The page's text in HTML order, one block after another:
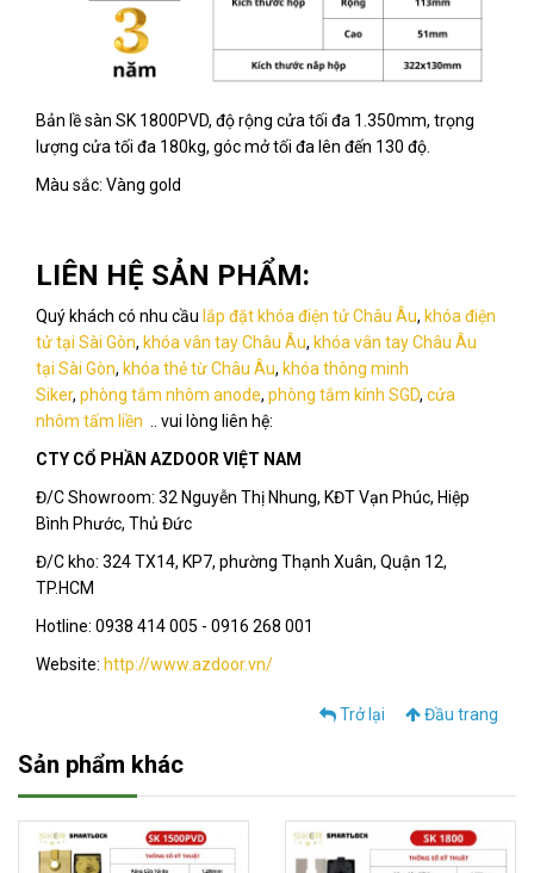
Bản lề sàn SK 1800PVD, độ rộng cửa tối đa 1.350mm, trọng
lượng cửa tối đa 180kg, góc mở tối đa lên đến 130 độ.
Màu sắc: Vàng gold
LIÊN HỆ SẢN PHẨM:
Quý khách có nhu cầu lắp đặt khóa điện tử Châu Âu, khóa điện
tử tại Sài Gòn, khóa vân tay Châu Âu, khóa vân tay Châu Âu
tại Sài Gòn, khóa thẻ từ Châu Âu, khóa thông minh
Siker, phòng tắm nhôm anode, phòng tắm kính SGD, cửa
nhôm tấm liền
.. vui lòng liên hệ:
CTY CỔ PHẦN AZDOOR VIỆT NAM
Đ/C Showroom: 32 Nguyễn Thị Nhung, KĐT Vạn Phúc, Hiệp
Bình Phước, Thủ Đức
Đ/C kho: 324 TX14, KP7, phường Thạnh Xuân, Quận 12,
TP.HCM
Hotline: 0938 414 005 - 0916 268 001
Website: http://www.azdoor.vn/
Trở lại Đầu trang
Sản phẩm khác